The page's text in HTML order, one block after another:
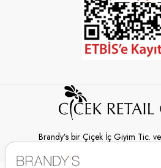
Brandy’s bir Çiçek İç Giyim Tic. ve
© 2026 Brandy’s | Her